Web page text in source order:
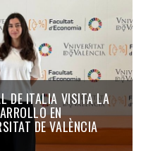
DE ITALIA VISITA LA
EN
DE VALÈNCIA